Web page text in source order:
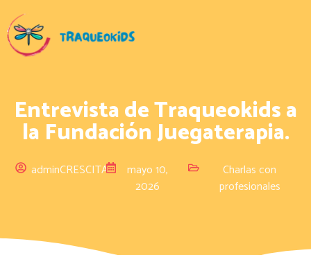
Entrevista de Traqueokids a
la Fundación Juegaterapia.
adminCRESCITA
mayo 10,
2026
Charlas con
profesionales